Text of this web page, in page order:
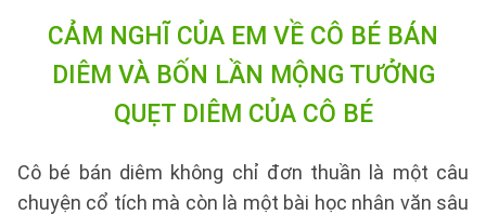
CẢM NGHĨ CỦA EM VỀ CÔ BÉ BÁN
DIÊM VÀ BỐN LẦN MỘNG TƯỞNG
QUẸT DIÊM CỦA CÔ BÉ
Cô bé bán diêm không chỉ đơn thuần là một câu
chuyện cổ tích mà còn là một bài học nhân văn sâu